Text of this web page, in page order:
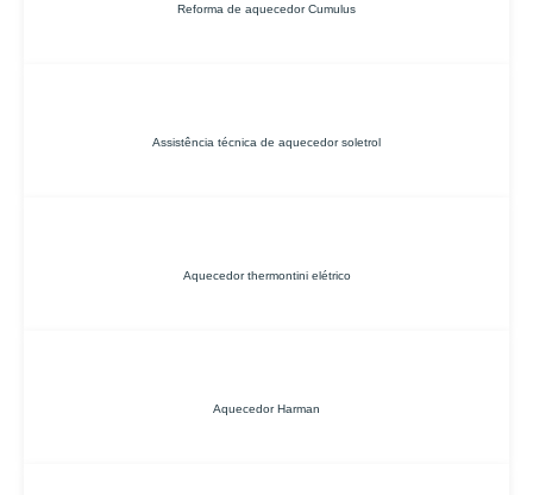
Reforma de aquecedor Cumulus
Assistência técnica de aquecedor soletrol
Aquecedor thermontini elétrico
Aquecedor Harman